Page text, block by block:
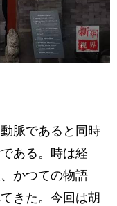
脈であると同時
ある。時は経
かつての物語
きた。今回は胡